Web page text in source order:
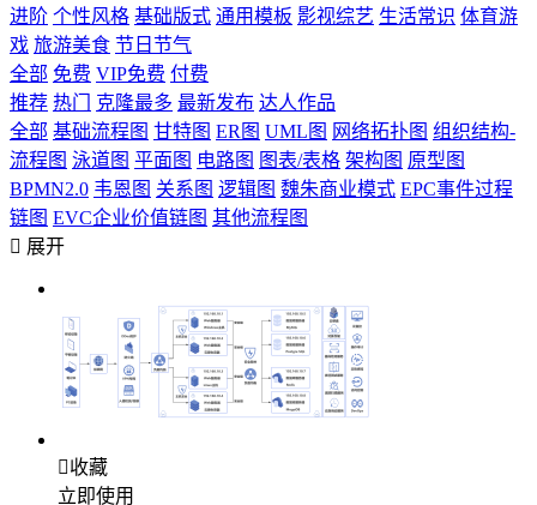
进阶 个性风格 基础版式 通用模板 影视综艺 生活常识 体育游
戏 旅游美食 节日节气
全部 免费 VIP免费 付费
推荐 热门 克隆最多 最新发布 达人作品
全部 基础流程图 甘特图 ER图 UML图 网络拓扑图 组织结构-
流程图 泳道图 平面图 电路图 图表/表格 架构图 原型图
BPMN2.0 韦恩图 关系图 逻辑图 魏朱商业模式 EPC事件过程
链图 EVC企业价值链图 其他流程图
 展开
收藏
立即使用